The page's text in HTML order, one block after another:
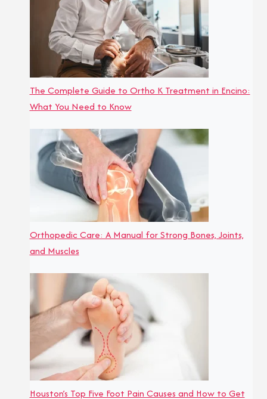
The Complete Guide to Ortho K Treatment in Encino:
What You Need to Know
Orthopedic Care: A Manual for Strong Bones, Joints,
and Muscles
Houston’s Top Five Foot Pain Causes and How to Get